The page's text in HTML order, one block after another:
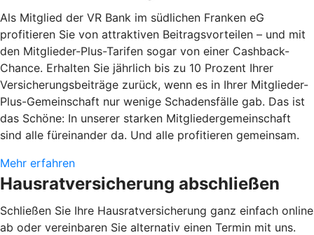
Als Mitglied der VR Bank im südlichen Franken eG
profitieren Sie von attraktiven Beitragsvorteilen – und mit
den Mitglieder-Plus-Tarifen sogar von einer Cashback-
Chance. Erhalten Sie jährlich bis zu 10 Prozent Ihrer
Versicherungsbeiträge zurück, wenn es in Ihrer Mitglieder-
Plus-Gemeinschaft nur wenige Schadensfälle gab. Das ist
das Schöne: In unserer starken Mitgliedergemeinschaft
sind alle füreinander da. Und alle profitieren gemeinsam.
Mehr erfahren
Hausratversicherung abschließen
Schließen Sie Ihre Hausratversicherung ganz einfach online
ab oder vereinbaren Sie alternativ einen Termin mit uns.